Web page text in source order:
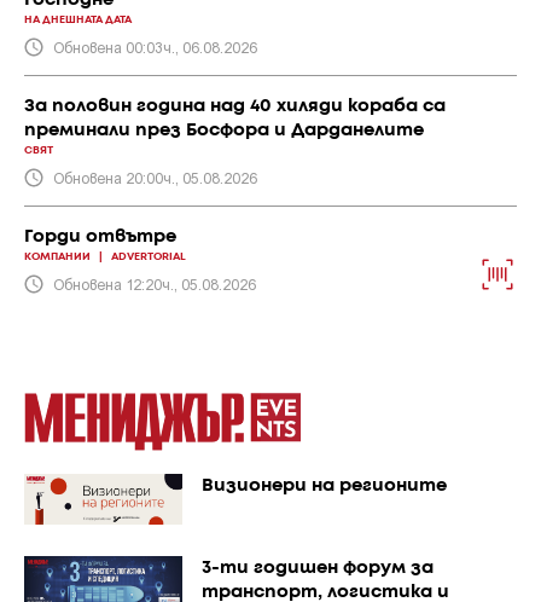
НА ДНЕШНАТА ДАТА
Обновена 00:03ч., 06.08.2026
За половин година над 40 хиляди кораба са
преминали през Босфора и Дарданелите
СВЯТ
Обновена 20:00ч., 05.08.2026
Горди отвътре
КОМПАНИИ ADVERTORIAL
Обновена 12:20ч., 05.08.2026
Визионери на регионите
3-ти годишен форум за
транспорт, логистика и